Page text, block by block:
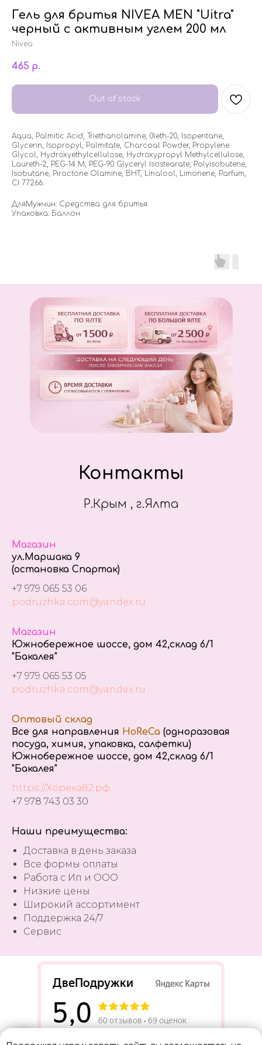
Гель для бритья NIVEA MEN "Uitra"
черный с активным углем 200 мл
Nivea
465 р.
Out of stock
Aqua, Palmitic Acid, Triethanolamine, 0leth-20, Isopentane,
Glycerin, Isopropyl, Palmitate, Charcoal Powder, Propylene
Glycol, Hydroxyethylcellulose, Hydroxypropyl Methylcellulose,
Laureth-2, PEG-14 M, PEG-90 Glyceryl Isostearate, Polyisobutene,
Isobutane, Piroctone Olamine, BHT, Linalool, Limonene, Parfum,
CI 77266.
ДляМужчин: Средства для бритья
Упаковка: Баллон
Контакты
Р.Крым , г.Ялта
Магазин
ул.Маршака 9
(остановка Спартак)
+7 979 065 53 06
podruzhka.com@yandex.ru
Магазин
Южнобережное шоссе, дом 42,склад 6/1
"Бакалея"
+7 979 065 53 05
podruzhka.com@yandex.ru
Оптовый склад
Все для направления HoReCa (одноразовая
посуда, химия, упаковка, салфетки)
Южнобережное шоссе, дом 42,склад 6/1
"Бакалея"
https://Хорека82.рф
+7 978 743 03 30
Наши преимущества:
Доставка в день заказа
Все формы оплаты
Работа с Ип и ООО
Низкие цены
Широкий ассортимент
Поддержка 24/7
Сервис